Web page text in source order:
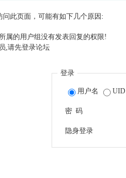
此页面，可能有如下几个原因:
属的用户组没有发表回复的权限!
,请先登录论坛
登录
用户名 UID
密 码
隐身登录